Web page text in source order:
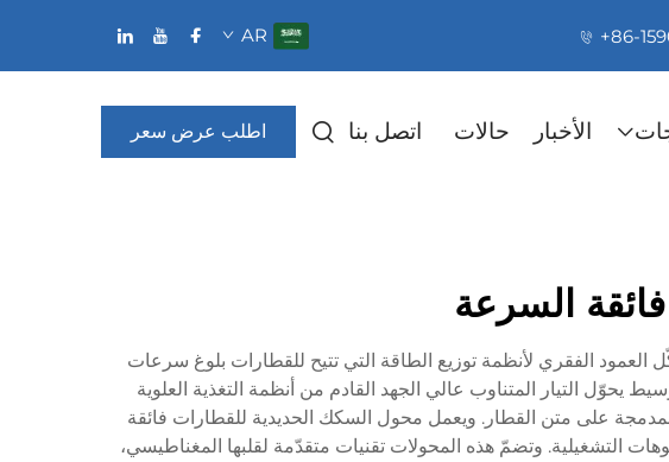
+86-
AR
الأخبار حالات اتصل بنا اطلب عرض سعر
السرعة
العمود الفقري لأنظمة توزيع الطاقة التي تتيح للقطارات بلوغ سرعات
يحوّل التيار المتناوب عالي الجهد القادم من أنظمة التغذية العلوية
على متن القطار. ويعمل محول السكك الحديدية للقطارات فائقة
التشغيلية. وتضمّ هذه المحولات تقنيات متقدّمة لقلبها المغناطيسي،